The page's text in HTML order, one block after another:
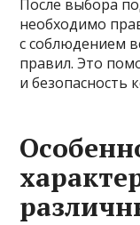
После выбора
необходимо
с соблюдением
правил. Это
и безопасность